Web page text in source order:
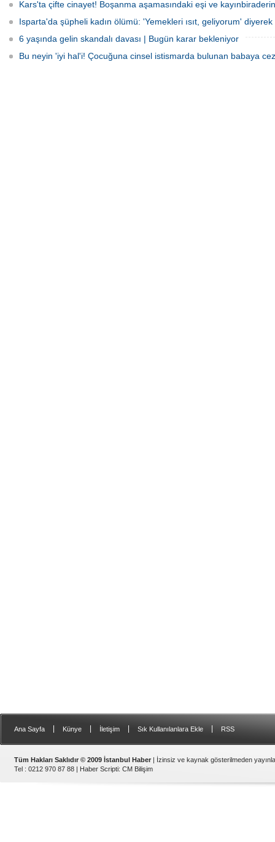
Kars'ta çifte cinayet! Boşanma aşamasındaki eşi ve
Isparta'da şüpheli kadın ölümü: 'Yemekleri ısıt, geliyorum' diyerek
6 yaşında gelin skandalı davası | Bugün karar bekleniyor
Bu neyin 'iyi hal'i! Çocuğuna cinsel istismarda bulunan babaya
Ana Sayfa Künye İletişim Sık Kullanılanlara Ekle RSS
Tüm Hakları Saklıdır © 2009 İstanbul Haber | İzinsiz ve kaynak gösterilmeden
Tel : 0212 970 87 88 | Haber Scripti: CM Bilişim